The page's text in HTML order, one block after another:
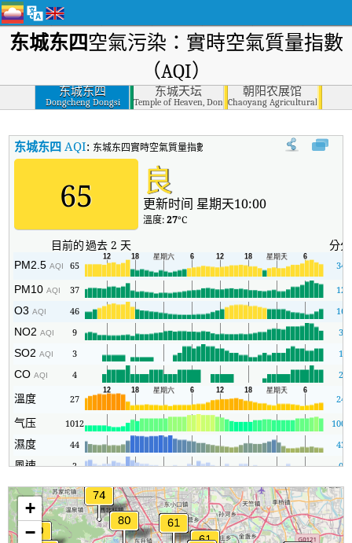
东城东四空氣污染：實時空氣質量指數
（AQI）
东城东四
Dongcheng Dongsi
东城天坛
Temple of Heaven, Dongcheng
朝阳农展馆
Chaoyang Agricultural
东城东四 AQI: 东城东四實時空氣質量指數（AQI）。
65 良
更新时间 星期天10:00
溫度:27°C
目前的過去 2 天 分
PM2.5AQI 65 34
PM10AQI 37 12
O3AQI 46 16
NO2AQI 9 3
SO2AQI 3 1
COAQI 4 2
溫度 27 24
气压 1012 1007
濕度 44 43
風速 2 0
+
−